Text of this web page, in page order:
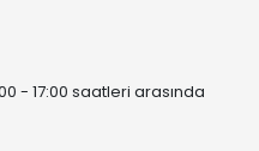
- 17:00 saatleri arasında